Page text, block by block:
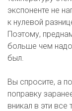
экспоненте не
к нулевой
Поэтому,
больше чем
был.
Вы спросите, а
поправку
вникал в эти все